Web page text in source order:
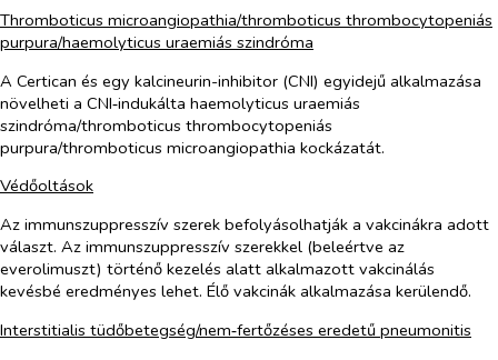
Thromboticus microangiopathia/thromboticus thrombocytopeniás
purpura/haemolyticus uraemiás szindróma
A Certican és egy kalcineurin-inhibitor (CNI) egyidejű alkalmazása
növelheti a CNI‑indukálta haemolyticus uraemiás
szindróma/thromboticus thrombocytopeniás
purpura/thromboticus microangiopathia kockázatát.
Védőoltások
Az immunszuppresszív szerek befolyásolhatják a vakcinákra adott
választ. Az immunszuppresszív szerekkel (beleértve az
everolimuszt) történő kezelés alatt alkalmazott vakcinálás
kevésbé eredményes lehet. Élő vakcinák alkalmazása kerülendő.
Interstitialis tüdőbetegség/nem‑fertőzéses eredetű pneumonitis